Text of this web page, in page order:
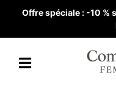
Offre spéciale : -10 %